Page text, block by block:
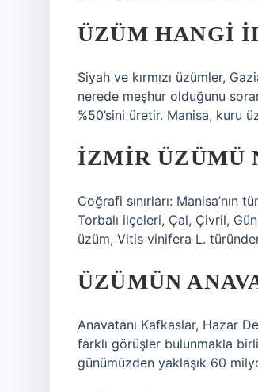
ÜZÜM HANGI
Siyah ve kırmızı üzümler,
nerede meşhur olduğunu
%50’sini üretir. Manisa, kuru
İZMIR ÜZÜMÜ
Coğrafi sınırları: Manisa’nın
Torbalı ilçeleri, Çal, Çivril,
üzüm, Vitis vinifera L.
ÜZÜMÜN
Anavatanı Kafkaslar, Hazar
farklı görüşler bulunmakla
günümüzden yaklaşık 60